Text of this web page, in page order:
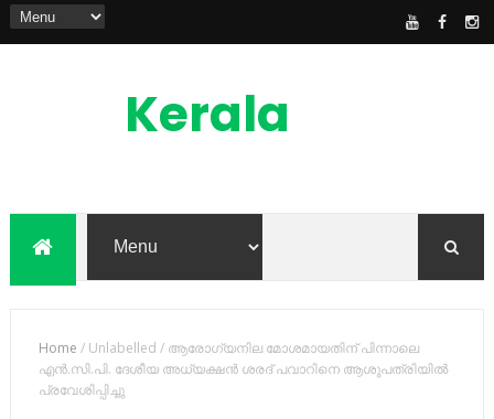
Kerala
Feed
Home /Unlabelled / ആരോഗ്യനില മോശമായതിന് പിന്നാലെ
എന്‍.സി.പി. ദേശീയ അധ്യക്ഷന്‍ ശരദ് പവാറിനെ ആശുപത്രിയില്‍
പ്രവേശിപ്പിച്ചു